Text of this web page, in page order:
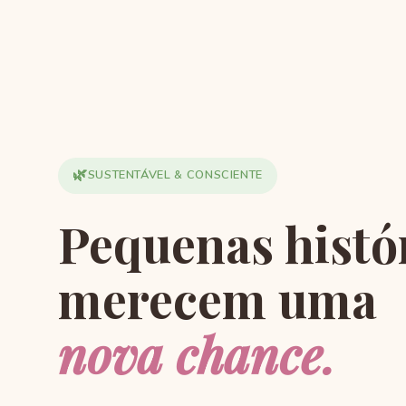
🌿SUSTENTÁVEL & CONSCIENTE
Pequenas
merecem uma
nova chance.